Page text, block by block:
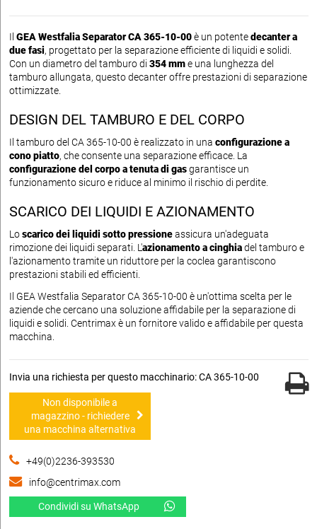
Il GEA Westfalia Separator CA 365-10-00è un potentedecanter a
due fasi, progettato per la separazione efficiente di liquidi e solidi.
Con un diametro del tamburo di 354 mme una lunghezza del
tamburo allungata, questo decanter offre prestazioni di separazione
ottimizzate.
DESIGN DEL TAMBURO E DEL CORPO
Il tamburo del CA 365-10-00 è realizzato in una configurazione a
cono piatto, che consente una separazione efficace. La
configurazione del corpo a tenuta di gasgarantisce un
funzionamento sicuro e riduce al minimo il rischio di perdite.
SCARICO DEI LIQUIDI E AZIONAMENTO
Loscarico dei liquidi sotto pressioneassicura un'adeguata
rimozione dei liquidi separati. L'azionamento a cinghiadel tamburo e
l'azionamento tramite un riduttore per la coclea garantiscono
prestazioni stabili ed efficienti.
Il GEA Westfalia Separator CA 365-10-00 è un'ottima scelta per le
aziende che cercano una soluzione affidabile per la separazione di
liquidi e solidi. Centrimax è un fornitore valido e affidabile per questa
macchina.
Invia una richiesta per questo macchinario: CA 365-10-00
Non disponibile a
magazzino - richiedere
una macchina alternativa
+49(0)2236-393530
info@centrimax.com
Condividi su WhatsApp